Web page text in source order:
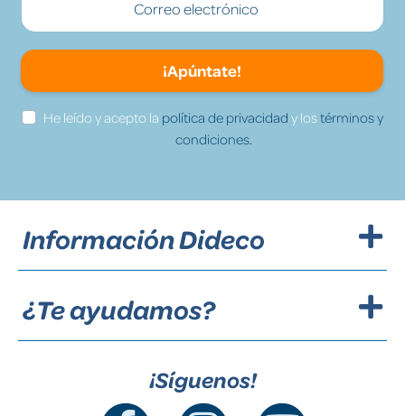
¡Apúntate!
He leído y acepto la política de privacidad y lostérminos y
condiciones.
Información Dideco
¿Te ayudamos?
¡Síguenos!